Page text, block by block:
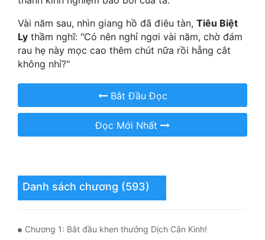
Học Đường
Khoa Huyễn
Khoa Huyễn Không Gian
Kiếm Hiệp
Kỳ Huyễn
Linh Dị
Lịch Sử
Vài năm sau, nhìn giang hồ đã điêu tàn, Tiêu Biệt
Ly thầm nghĩ: "Có nên nghỉ ngơi vài năm, chờ đám
rau hẹ này mọc cao thêm chút nữa rồi hẵng cắt
không nhỉ?"
Bắt Đầu Đọc
Đọc Mới Nhất
Danh sách chương (593)
Chương 1: Bắt đầu khen thưởng Dịch Cân Kinh!